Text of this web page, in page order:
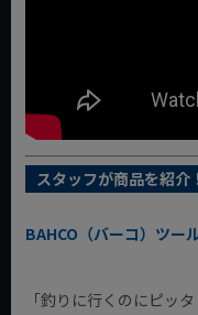
スタッフが商品を紹介！
BAHCO（バーコ）ツー
「釣りに行くのにピッ